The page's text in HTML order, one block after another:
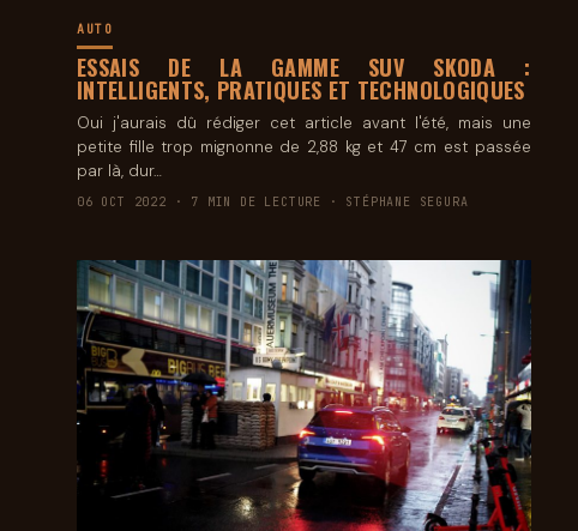
AUTO
ESSAIS DE LA GAMME SUV SKODA :
INTELLIGENTS, PRATIQUES ET TECHNOLOGIQUES
Oui j'aurais dû rédiger cet article avant l'été, mais une
petite fille trop mignonne de 2,88 kg et 47 cm est passée
par là, dur…
06 OCT 2022 · 7 MIN DE LECTURE · STÉPHANE SEGURA